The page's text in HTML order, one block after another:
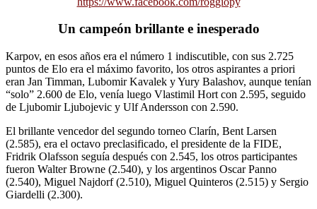
Un campeón brillante e inesperado
Karpov, en esos años era el número 1 indiscutible, con sus 2.725
puntos de Elo era el máximo favorito, los otros aspirantes a priori
eran Jan Timman, Lubomir Kavalek y Yury Balashov, aunque tenían
“solo” 2.600 de Elo, venía luego Vlastimil Hort con 2.595, seguido
de Ljubomir Ljubojevic y Ulf Andersson con 2.590.
El brillante vencedor del segundo torneo Clarín, Bent Larsen
(2.585), era el octavo preclasificado, el presidente de la FIDE,
Fridrik Olafsson seguía después con 2.545, los otros participantes
fueron Walter Browne (2.540), y los argentinos Oscar Panno
(2.540), Miguel Najdorf (2.510), Miguel Quinteros (2.515) y Sergio
Giardelli (2.300).